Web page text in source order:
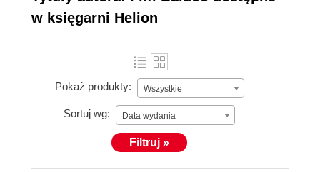
w księgarni Helion
Pokaż produkty: Wszystkie
Sortuj wg: Data wydania
Filtruj »